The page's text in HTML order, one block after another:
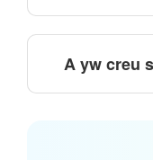
A yw creu